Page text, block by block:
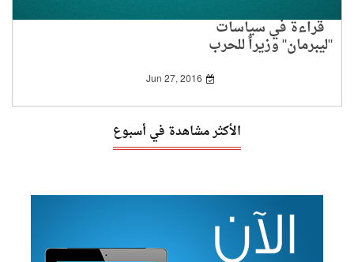
قراءة في سياسات
"ليبرمان" وزيراً للحرب
Jun 27, 2016
الأكثر مشاهدة في أسبوع